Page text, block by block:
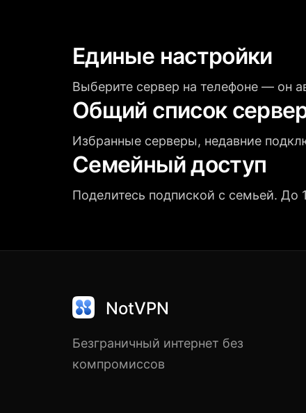
Единые настройки
Выберите сервер на телефоне — он
Общий список
Избранные серверы, недавние
Семейный доступ
Поделитесь подпиской с семьей. До
NotVPN
Безграничный интернет без
компромиссов